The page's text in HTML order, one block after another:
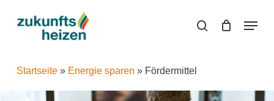
search
Menu
Startseite» Energie sparen » Fördermittel